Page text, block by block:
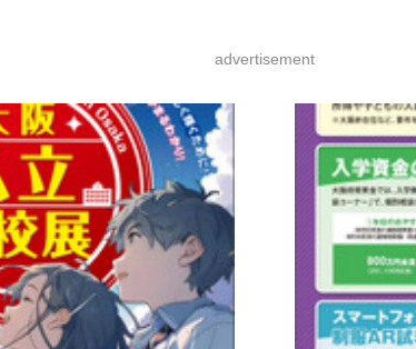
advertisement